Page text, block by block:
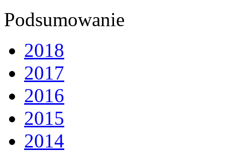
Podsumowanie
2018
2017
2016
2015
2014